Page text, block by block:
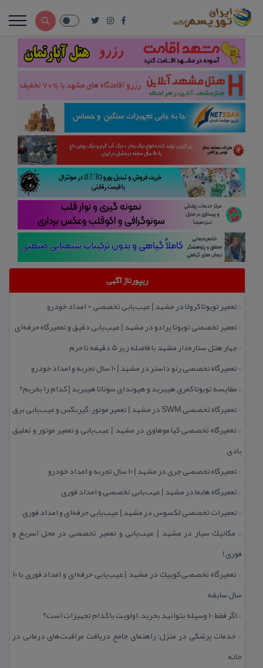
ریپورتاژ آگهی
:: تعمیر تویوتا كرولا در مشهد | عیب‌یابی تخصصی + امداد خودرو
:: تعمیر تخصصی تویوتا پرادو در مشهد | عیب‌یابی دقیق و تعمیرگاه حرفه‌ای
::چهار هتل‌ ستاره‌دار مشهد با فاصله زیر 5 دقیقه تا حرم
:: تعمیرگاه تخصصی رنو داستر در مشهد | ۱۰ سال تجربه و امداد خودرو
:: مقایسه تویوتا كمری هیبرید و هیوندای سوناتا هیبرید | كدام را بخریم؟
:: تعمیرگاه تخصصی SWM در مشهد | تعمیر موتور، گیربكس و عیب‌یابی برق
:: تعمیرگاه تخصصی كیا موهاوی در مشهد | عیب‌یابی و تعمیر موتور و تعلیق
بادی
:: تعمیرگاه تخصصی چری در مشهد | ۱۰ سال تجربه و امداد خودرو
:: تعمیرگاه هایما در مشهد | عیب‌یابی تخصصی و امداد فوری
:: تعمیرات تخصصی لكسوس در مشهد | عیب‌یابی حرفه‌ای و امداد فوری
:: مكانیك سیار در مشهد | عیب‌یابی و تعمیر تخصصی در محل (سریع و
فوری)
::
تعمیرگاه تخصصی كوییك در مشهد | عیب‌یابی حرفه‌ای و امداد فوری با ۱۰
سال سابقه
:: اگر فقط 10 وسیله بتوانید بخرید، اولویت با كدام تجهیزات است؟
:: خدمات پزشكی در منزل؛ راهنمای جامع دریافت مراقبت‌های درمانی در
خانه